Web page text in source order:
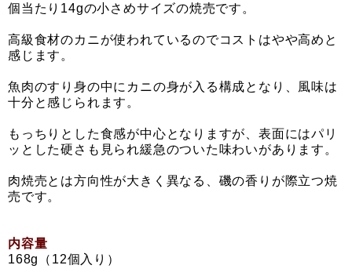
個当たり14gの小さめサイズの焼売です。
高級食材のカニが使われているのでコストはやや高めと
感じます。
魚肉のすり身の中にカニの身が入る構成となり、風味は
十分と感じられます。
もっちりとした食感が中心となりますが、表面にはパリ
ッとした硬さも見られ緩急のついた味わいがあります。
肉焼売とは方向性が大きく異なる、磯の香りが際立つ焼
売です。
内容量
168g（12個入り）